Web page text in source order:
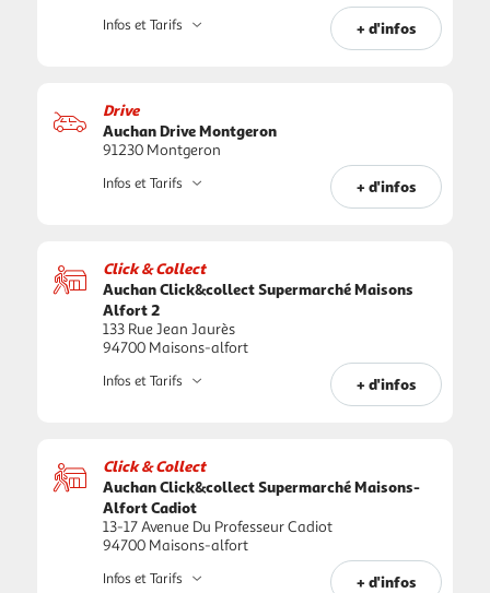
+ d'infos
Infos et Tarifs
Drive
Auchan Drive Montgeron
91230 Montgeron
+ d'infos
Infos et Tarifs
Click & Collect
Auchan Click&collect Supermarché Maisons
Alfort 2
133 Rue Jean Jaurès
94700 Maisons-alfort
+ d'infos
Infos et Tarifs
Click & Collect
Auchan Click&collect Supermarché Maisons-
Alfort Cadiot
13-17 Avenue Du Professeur Cadiot
94700 Maisons-alfort
+ d'infos
Infos et Tarifs